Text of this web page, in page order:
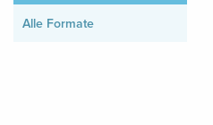
Alle Formate